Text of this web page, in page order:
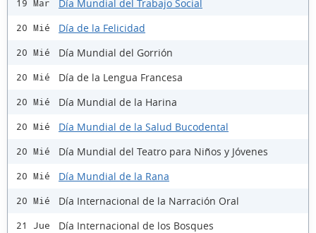
19 Mar Día Mundial del Trabajo Social
20 Mié Día de la Felicidad
20 Mié Día Mundial del Gorrión
20 Mié Día de la Lengua Francesa
20 Mié Día Mundial de la Harina
20 Mié Día Mundial de la Salud Bucodental
20 Mié Día Mundial del Teatro para Niños y Jóvenes
20 Mié Día Mundial de la Rana
20 Mié Día Internacional de la Narración Oral
21 Jue Día Internacional de los Bosques